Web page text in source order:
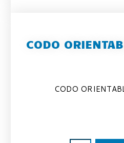
CODO
CODO